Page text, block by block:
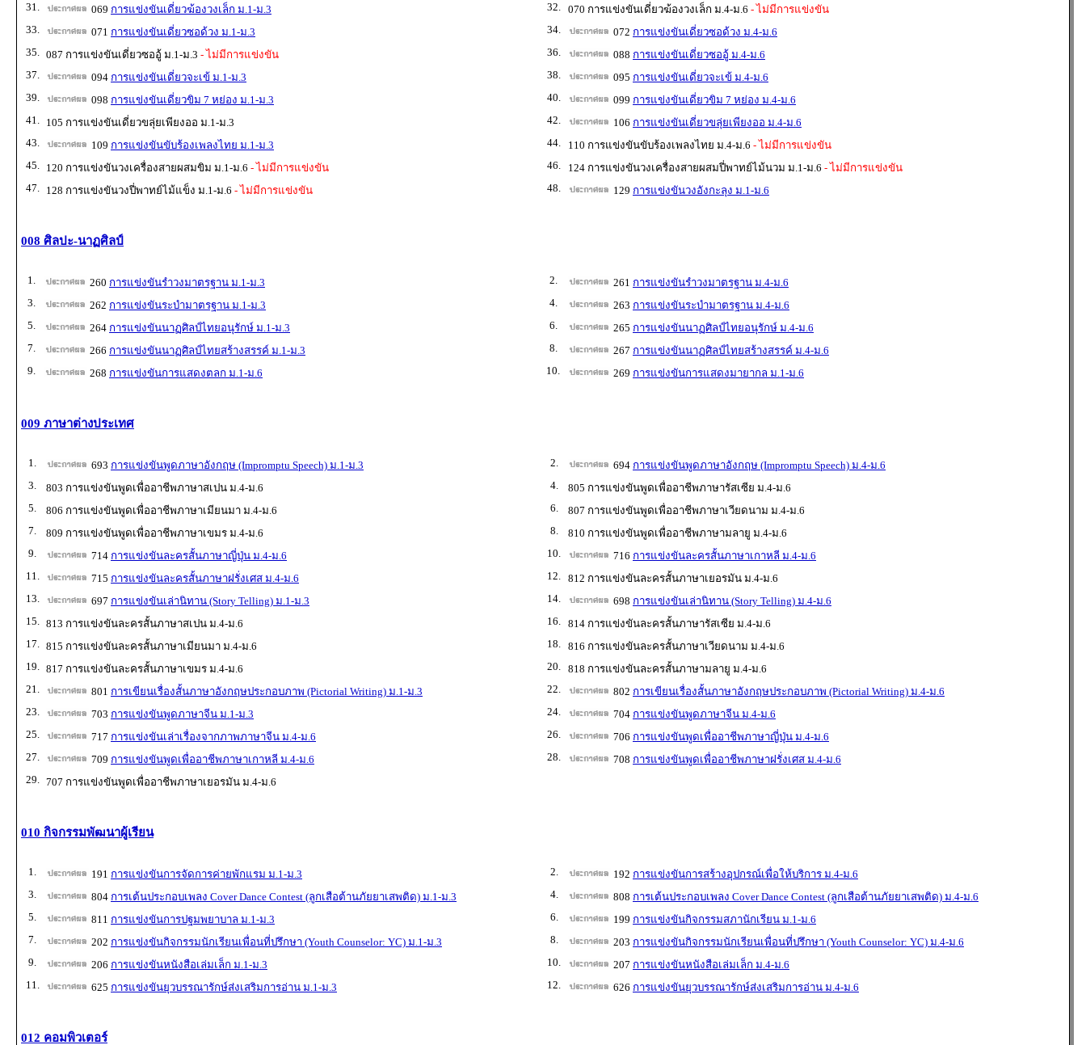
31.
069 การแข่งขันเดี่ยวฆ้องวงเล็ก ม.1-ม.3 32. 070 การแข่งขันเดี่ยวฆ้องวงเล็ก ม.4-ม.6 - ไม่มีการแข่งขัน
33.
071 การแข่งขันเดี่ยวซอด้วง ม.1-ม.3 34. 072 การแข่งขันเดี่ยวซอด้วง ม.4-ม.6
35. 087 การแข่งขันเดี่ยวซออู้ ม.1-ม.3 - ไม่มีการแข่งขัน 36. 088 การแข่งขันเดี่ยวซออู้ ม.4-ม.6
37.
094 การแข่งขันเดี่ยวจะเข้ ม.1-ม.3 38. 095 การแข่งขันเดี่ยวจะเข้ ม.4-ม.6
39.
098 การแข่งขันเดี่ยวขิม 7 หย่อง ม.1-ม.3 40. 099 การแข่งขันเดี่ยวขิม 7 หย่อง ม.4-ม.6
41.
105 การแข่งขันเดี่ยวขลุ่ยเพียงออ ม.1-ม.3 42. 106 การแข่งขันเดี่ยวขลุ่ยเพียงออ ม.4-ม.6
43.
109 การแข่งขันขับร้องเพลงไทย ม.1-ม.3 44. 110 การแข่งขันขับร้องเพลงไทย ม.4-ม.6 - ไม่มีการแข่งขัน
45.
120 การแข่งขันวงเครื่องสายผสมขิม ม.1-ม.6 - ไม่มีการแข่งขัน 46. 124 การแข่งขันวงเครื่องสายผสมปี่พาทย์ไม้นวม ม.1-ม.6 - ไม่มีการแข่งขัน
47.
128 การแข่งขันวงปี่พาทย์ไม้แข็ง ม.1-ม.6 - ไม่มีการแข่งขัน 48. 129 การแข่งขันวงอังกะลุง ม.1-ม.6
008 ศิลปะ-นาฏศิลป์
1. 260 การแข่งขันรำวงมาตรฐาน ม.1-ม.3 2. 261 การแข่งขันรำวงมาตรฐาน ม.4-ม.6
3.
262 การแข่งขันระบำมาตรฐาน ม.1-ม.3 4. 263 การแข่งขันระบำมาตรฐาน ม.4-ม.6
5.
264 การแข่งขันนาฏศิลป์ไทยอนุรักษ์ ม.1-ม.3 6. 265 การแข่งขันนาฏศิลป์ไทยอนุรักษ์ ม.4-ม.6
7.
266 การแข่งขันนาฏศิลป์ไทยสร้างสรรค์ ม.1-ม.3 8. 267 การแข่งขันนาฏศิลป์ไทยสร้างสรรค์ ม.4-ม.6
9.
268 การแข่งขันการแสดงตลก ม.1-ม.6 10. 269 การแข่งขันการแสดงมายากล ม.1-ม.6
009 ภาษาต่างประเทศ
1. 693 การแข่งขันพูดภาษาอังกฤษ (Impromptu Speech) ม.1-ม.3 2. 694 การแข่งขันพูดภาษาอังกฤษ (Impromptu Speech) ม.4-ม.6
3.
803 การแข่งขันพูดเพื่ออาชีพภาษาสเปน ม.4-ม.6 4.
805 การแข่งขันพูดเพื่ออาชีพภาษารัสเซีย ม.4-ม.6
5.
806 การแข่งขันพูดเพื่ออาชีพภาษาเมียนมา ม.4-ม.6 6.
807 การแข่งขันพูดเพื่ออาชีพภาษาเวียดนาม ม.4-ม.6
7.
809 การแข่งขันพูดเพื่ออาชีพภาษาเขมร ม.4-ม.6 8.
810 การแข่งขันพูดเพื่ออาชีพภาษามลายู ม.4-ม.6
9.
714 การแข่งขันละครสั้นภาษาญี่ปุ่น ม.4-ม.6 10. 716 การแข่งขันละครสั้นภาษาเกาหลี ม.4-ม.6
11.
715 การแข่งขันละครสั้นภาษาฝรั่งเศส ม.4-ม.6 12.
812 การแข่งขันละครสั้นภาษาเยอรมัน ม.4-ม.6
13.
697 การแข่งขันเล่านิทาน (Story Telling) ม.1-ม.3 14. 698 การแข่งขันเล่านิทาน (Story Telling) ม.4-ม.6
15.
813 การแข่งขันละครสั้นภาษาสเปน ม.4-ม.6 16.
814 การแข่งขันละครสั้นภาษารัสเซีย ม.4-ม.6
17.
815 การแข่งขันละครสั้นภาษาเมียนมา ม.4-ม.6 18.
816 การแข่งขันละครสั้นภาษาเวียดนาม ม.4-ม.6
19.
817 การแข่งขันละครสั้นภาษาเขมร ม.4-ม.6 20.
818 การแข่งขันละครสั้นภาษามลายู ม.4-ม.6
21.
801 การเขียนเรื่องสั้นภาษาอังกฤษประกอบภาพ (Pictorial Writing) ม.1-ม.3 22. 802 การเขียนเรื่องสั้นภาษาอังกฤษประกอบภาพ (Pictorial Writing) ม.4-ม.6
23.
703 การแข่งขันพูดภาษาจีน ม.1-ม.3 24. 704 การแข่งขันพูดภาษาจีน ม.4-ม.6
25.
717 การแข่งขันเล่าเรื่องจากภาพภาษาจีน ม.4-ม.6 26. 706 การแข่งขันพูดเพื่ออาชีพภาษาญี่ปุ่น ม.4-ม.6
27.
709 การแข่งขันพูดเพื่ออาชีพภาษาเกาหลี ม.4-ม.6 28. 708 การแข่งขันพูดเพื่ออาชีพภาษาฝรั่งเศส ม.4-ม.6
29.
707 การแข่งขันพูดเพื่ออาชีพภาษาเยอรมัน ม.4-ม.6
010 กิจกรรมพัฒนาผู้เรียน
1. 191 การแข่งขันการจัดการค่ายพักแรม ม.1-ม.3 2. 192 การแข่งขันการสร้างอุปกรณ์เพื่อให้บริการ ม.4-ม.6
3.
804 การเต้นประกอบเพลง Cover Dance Contest (ลูกเสือต้านภัยยาเสพติด) ม.1-ม.3 4. 808 การเต้นประกอบเพลง Cover Dance Contest (ลูกเสือต้านภัยยาเสพติด) ม.4-ม.6
5.
811 การแข่งขันการปฐมพยาบาล ม.1-ม.3 6. 199 การแข่งขันกิจกรรมสภานักเรียน ม.1-ม.6
7.
202 การแข่งขันกิจกรรมนักเรียนเพื่อนที่ปรึกษา (Youth Counselor: YC) ม.1-ม.3 8. 203 การแข่งขันกิจกรรมนักเรียนเพื่อนที่ปรึกษา (Youth Counselor: YC) ม.4-ม.6
9.
206 การแข่งขันหนังสือเล่มเล็ก ม.1-ม.3 10. 207 การแข่งขันหนังสือเล่มเล็ก ม.4-ม.6
11.
625 การแข่งขันยุวบรรณารักษ์ส่งเสริมการอ่าน ม.1-ม.3 12. 626 การแข่งขันยุวบรรณารักษ์ส่งเสริมการอ่าน ม.4-ม.6
012 คอมพิวเตอร์